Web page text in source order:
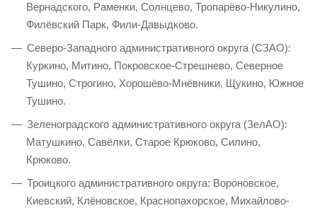
Вернадского, Раменки, Солнцево, Тропарёво-Никулино,
Филёвский Парк, Фили-Давыдково.
Северо-Западного административного округа (СЗАО):
Куркино, Митино, Покровское-Стрешнево, Северное
Тушино, Строгино, Хорошёво-Мнёвники, Щукино, Южное
Тушино.
Зеленоградского административного округа (ЗелАО):
Матушкино, Савёлки, Старое Крюково, Силино,
Крюково.
Троицкого административного округа: Вороновское,
Киевский, Клёновское, Краснопахорское, Михайлово-